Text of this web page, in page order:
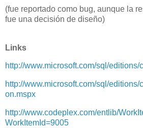
(fue reportado como bug, aunque la
fue una decisión de diseño)
Links
http://www.microsoft.com/sql/
http://www.microsoft.com/sql/
on.mspx
http://www.codeplex.com/entlib/
WorkItemId=9005